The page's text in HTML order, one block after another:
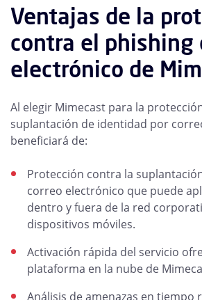
Ventajas de la
contra el phishing
electrónico de
Al elegir Mimecast para la
suplantación de identidad por
beneficiará de:
Protección contra la
correo electrónico que puede
dentro y fuera de la red
dispositivos móviles.
Activación rápida del servicio
plataforma en la nube de
Análisis de amenazas en tiempo